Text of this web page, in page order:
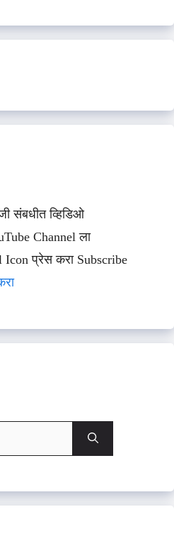
संबधीत व्हिडिओ
Channel ला
Icon प्रेस करा Subscribe